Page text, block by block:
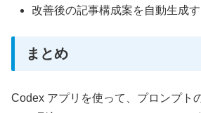
改善後の記事構成案を自動生成す
まとめ
Codex アプリを使って、プロンプト